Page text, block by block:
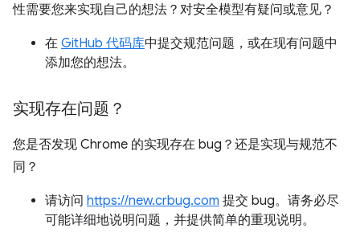
性需要您来实现自己的想法？对安全模型有疑问或意见？
在 GitHub 代码库中提交规范问题，或在现有问题中
添加您的想法。
实现存在问题？
您是否发现 Chrome 的实现存在 bug？还是实现与规范不
同？
请访问 https://new.crbug.com 提交 bug。请务必尽
可能详细地说明问题，并提供简单的重现说明。